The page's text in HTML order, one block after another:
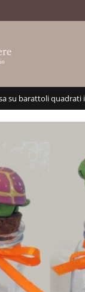
su barattoli quadrati